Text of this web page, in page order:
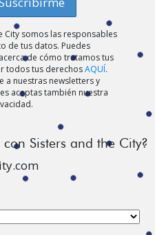
City somos las responsables
de tus datos. Puedes
de cómo tratamos tus
todos tus derechosAQUÍ.
a nuestras newsletters y
aceptas también nuestra
Sisters and the City?